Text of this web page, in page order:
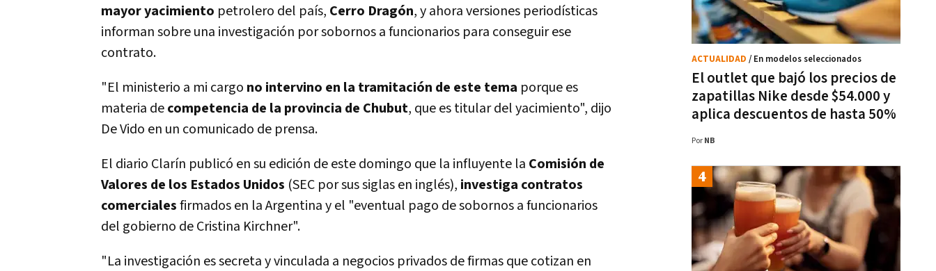
mayor yacimiento petrolero del país, Cerro Dragón, y ahora versiones periodísticas
informan sobre una investigación por sobornos a funcionarios para conseguir ese
contrato.
"El ministerio a mi cargo no intervino en la tramitación de este tema porque es
materia decompetencia de la provincia de Chubut, que es titular del yacimiento", dijo
De Vido en un comunicado de prensa.
El diario Clarín publicó en su edición de este domingo que la influyente la Comisión de
Valores de los Estados Unidos (SEC por sus siglas en inglés), investiga contratos
comercialesfirmados en la Argentina y el "eventual pago de sobornos a funcionarios
del gobierno de Cristina Kirchner".
"La investigación es secreta y vinculada a negocios privados de firmas que cotizan en
El outlet que bajó los precios de
zapatillas Nike desde $54.000 y
aplica descuentos de hasta 50%
ACTUALIDAD / En modelos seleccionados
Por NB